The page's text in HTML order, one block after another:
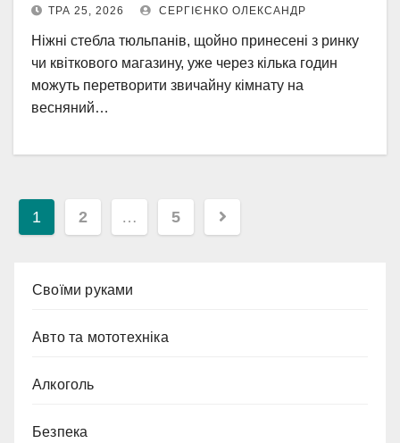
ТРА 25, 2026 СЕРГІЄНКО ОЛЕКСАНДР
Ніжні стебла тюльпанів, щойно принесені з ринку
чи квіткового магазину, уже через кілька годин
можуть перетворити звичайну кімнату на
весняний…
Пагінація
1 2 … 5
Cвоїми руками
Авто та мототехніка
Алкоголь
Безпека